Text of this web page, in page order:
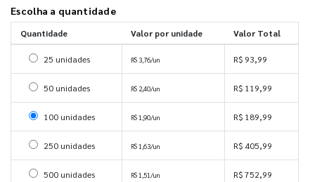
Escolha a quantidade
Quantidade Valor por unidade Valor Total
Selecionar 25 unidades
25 unidades R$ 3,76/un R$ 93,99
Selecionar 50 unidades
50 unidades R$ 2,40/un R$ 119,99
Selecionar 100 unidades
100 unidades R$ 1,90/un R$ 189,99
Selecionar 250 unidades
250 unidades R$ 1,63/un R$ 405,99
Selecionar 500 unidades
500 unidades R$ 1,51/un R$ 752,99